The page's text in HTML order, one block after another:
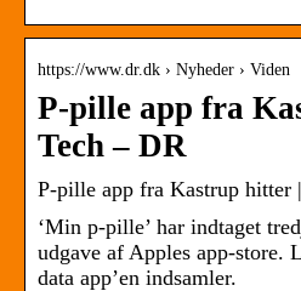
https://www.dr.dk › Nyheder › Viden
P-pille app fra
Tech – DR
P-pille app fra Kastrup hitter
‘Min p-pille’ har indtaget
udgave af Apples app-store.
data app’en indsamler.